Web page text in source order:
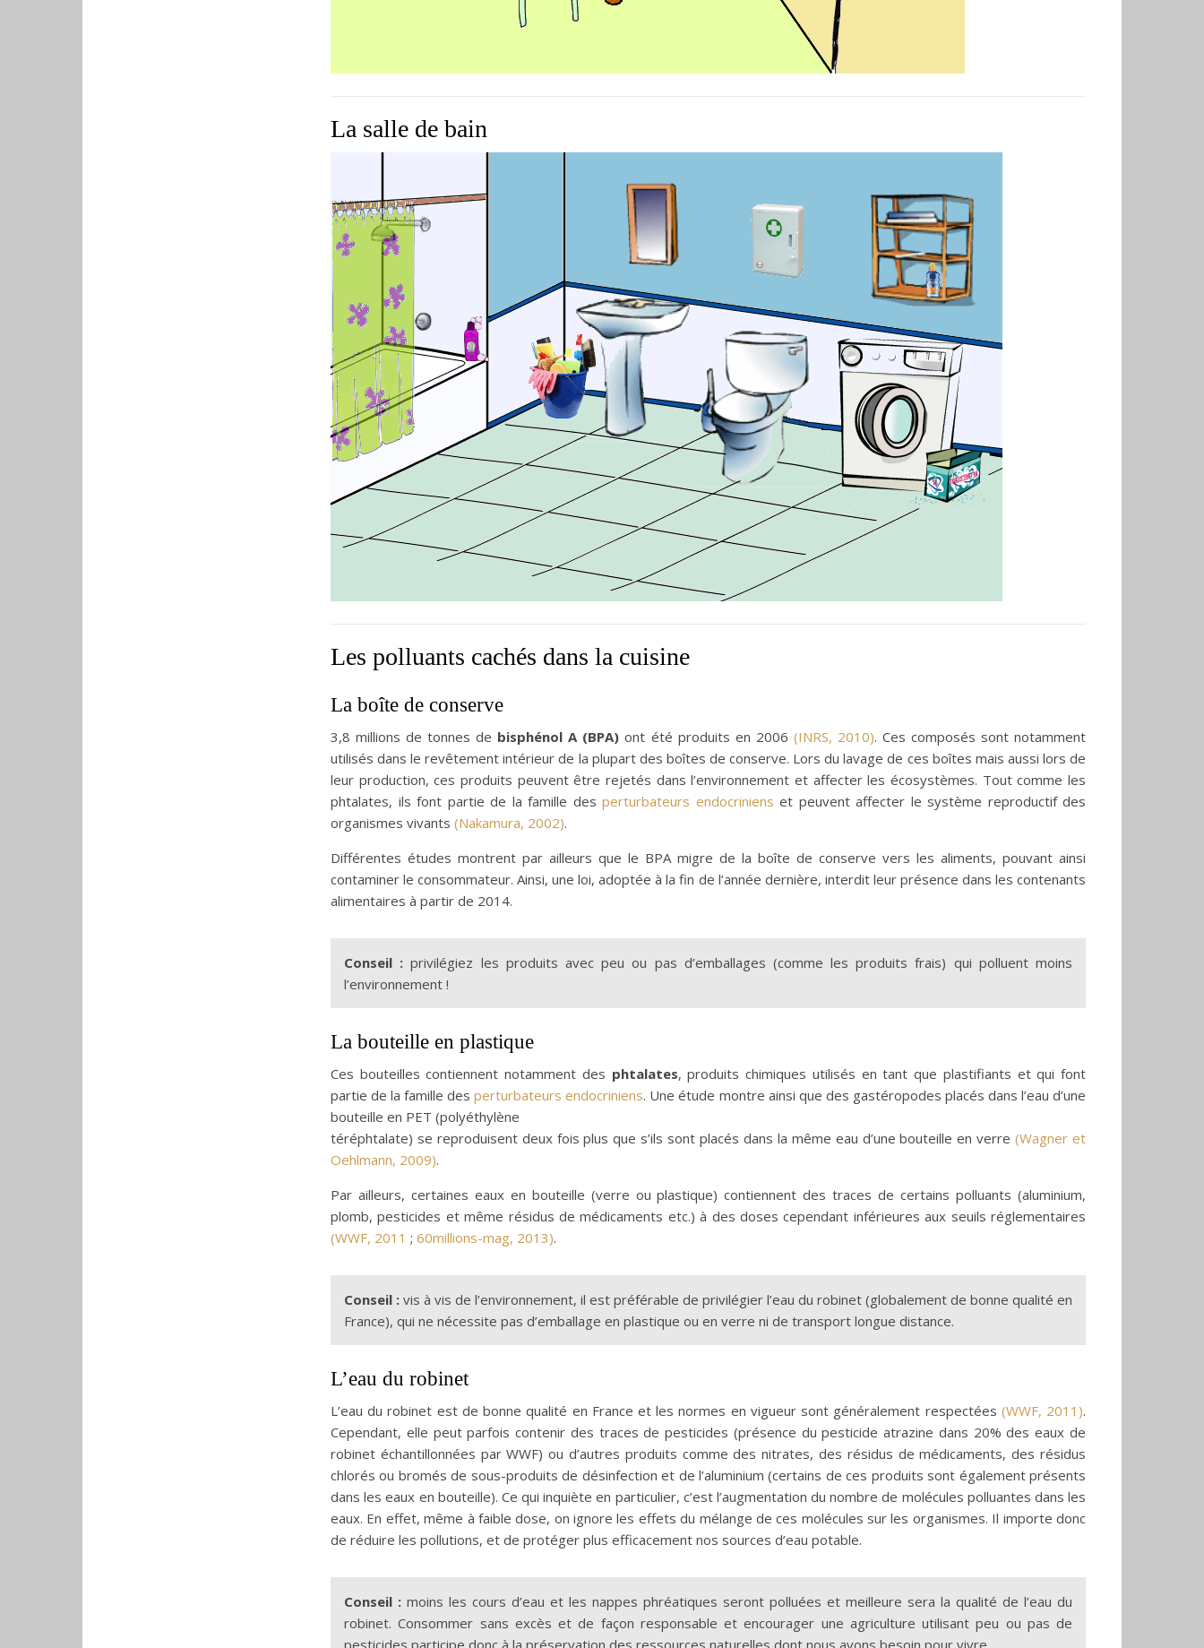
La salle de bain
Les polluants cachés dans la cuisine
La boîte de conserve
3,8 millions de tonnes de bisphénol A (BPA) ont été produits en 2006 (INRS, 2010). Ces composés sont notamment
utilisés dans le revêtement intérieur de la plupart des boîtes de conserve. Lors du lavage de ces boîtes mais aussi lors de
leur production, ces produits peuvent être rejetés dans l’environnement et affecter les écosystèmes. Tout comme les
phtalates, ils font partie de la famille des perturbateurs endocriniens et peuvent affecter le système reproductif des
organismes vivants (Nakamura, 2002).
Différentes études montrent par ailleurs que le BPA migre de la boîte de conserve vers les aliments, pouvant ainsi
contaminer le consommateur. Ainsi, une loi, adoptée à la fin de l’année dernière, interdit leur présence dans les contenants
alimentaires à partir de 2014.
Conseil : privilégiez les produits avec peu ou pas d’emballages (comme les produits frais) qui polluent moins
l’environnement !
La bouteille en plastique
Ces bouteilles contiennent notamment des phtalates, produits chimiques utilisés en tant que plastifiants et qui font
partie de la famille desperturbateurs endocriniens. Une étude montre ainsi que des gastéropodes placés dans l’eau d’une
bouteille en PET (polyéthylène
téréphtalate) se reproduisent deux fois plus que s’ils sont placés dans la même eau d’une bouteille en verre(Wagner et
Oehlmann, 2009).
Par ailleurs, certaines eaux en bouteille (verre ou plastique) contiennent des traces de certains polluants (aluminium,
plomb, pesticides et même résidus de médicaments etc.) à des doses cependant inférieures aux seuils réglementaires
(WWF, 2011 ; 60millions-mag, 2013).
Conseil : vis à vis de l’environnement, il est préférable de privilégier l’eau du robinet (globalement de bonne qualité en
France), qui ne nécessite pas d’emballage en plastique ou en verre ni de transport longue distance.
L’eau du robinet
L’eau du robinet est de bonne qualité en France et les normes en vigueur sont généralement respectées (WWF, 2011).
Cependant, elle peut parfois contenir des traces de pesticides (présence du pesticide atrazine dans 20% des eaux de
robinet échantillonnées par WWF) ou d’autres produits comme des nitrates, des résidus de médicaments, des résidus
chlorés ou bromés de sous-produits de désinfection et de l’aluminium (certains de ces produits sont également présents
dans les eaux en bouteille). Ce qui inquiète en particulier, c’est l’augmentation du nombre de molécules polluantes dans les
eaux. En effet, même à faible dose, on ignore les effets du mélange de ces molécules sur les organismes. Il importe donc
de réduire les pollutions, et de protéger plus efficacement nos sources d’eau potable.
Conseil : moins les cours d’eau et les nappes phréatiques seront polluées et meilleure sera la qualité de l’eau du
robinet. Consommer sans excès et de façon responsable et encourager une agriculture utilisant peu ou pas de
pesticides participe donc à la préservation des ressources naturelles dont nous avons besoin pour vivre.